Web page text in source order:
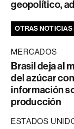
geopolítico,
OTRAS
MERCADOS
Brasil deja al
del azúcar
información
producción
ESTADOS